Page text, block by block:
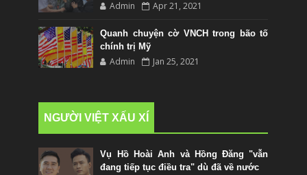
Admin Apr 21, 2021
Quanh chuyện cờ VNCH trong bão tố
chính trị Mỹ
Admin Jan 25, 2021
NGƯỜI VIỆT XẤU XÍ
Vụ Hồ Hoài Anh và Hồng Đăng "vẫn
đang tiếp tục điều tra" dù đã về nước